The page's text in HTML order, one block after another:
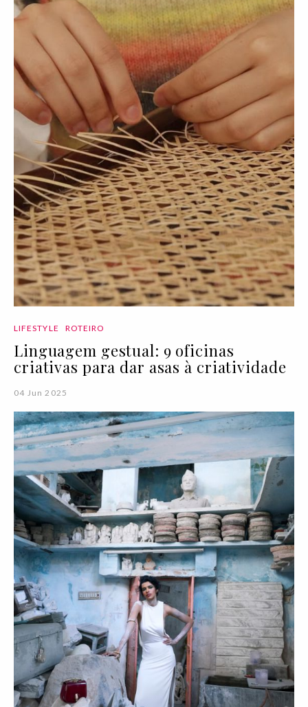
LIFESTYLE ROTEIRO
Linguagem gestual: 9 oficinas
criativas para dar asas à criatividade
04 Jun 2025